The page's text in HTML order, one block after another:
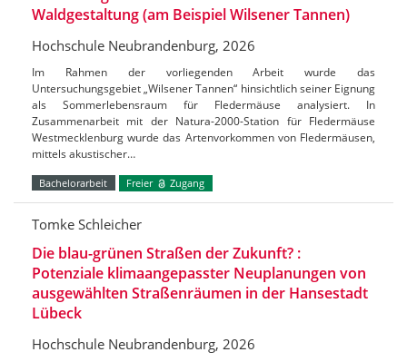
Waldgestaltung (am Beispiel Wilsener Tannen)
Hochschule Neubrandenburg, 2026
Im Rahmen der vorliegenden Arbeit wurde das
Untersuchungsgebiet „Wilsener Tannen“ hinsichtlich seiner Eignung
als Sommerlebensraum für Fledermäuse analysiert. In
Zusammenarbeit mit der Natura-2000-Station für Fledermäuse
Westmecklenburg wurde das Artenvorkommen von Fledermäusen,
mittels akustischer…
Bachelorarbeit Freier Zugang
Tomke Schleicher
Die blau-grünen Straßen der Zukunft? :
Potenziale klimaangepasster Neuplanungen von
ausgewählten Straßenräumen in der Hansestadt
Lübeck
Hochschule Neubrandenburg, 2026